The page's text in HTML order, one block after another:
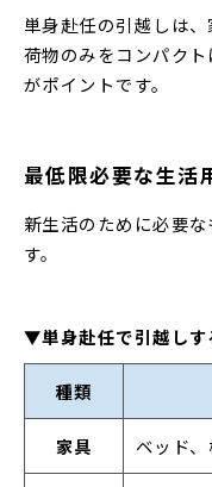
単身赴任の引越しは
荷物のみをコンパク
がポイントです。
最低限必要な生活
新生活のために必要
す。
▼単身赴任で引越しす
種類
家具 ベッド